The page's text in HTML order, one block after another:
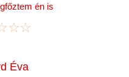
én is
Éva